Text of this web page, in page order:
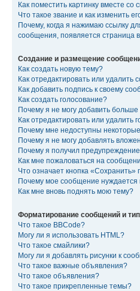
Как поместить картинку вместе со
Что такое звание и как изменить
Почему, когда я нажимаю ссылку
сообщения, появляется страница
Создание и размещение
Как создать новую тему?
Как отредактировать или удалить
Как добавить подпись к своему
Как создать голосование?
Почему я не могу добавить больше
Как отредактировать или удалить
Почему мне недоступны
Почему я не могу добавлять
Почему я получил
Как мне пожаловаться на
Что означает кнопка
Почему мое сообщение нуждается
Как мне вновь поднять мою тему?
Форматирование сообщений и
Что такое BBCode?
Могу ли я использовать HTML?
Что такое смайлики?
Могу ли я добавлять рисунки к
Что такое важные объявления?
Что такое объявления?
Что такое прикрепленные темы?